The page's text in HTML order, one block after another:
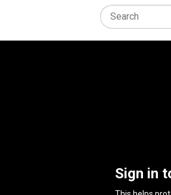
Sign in